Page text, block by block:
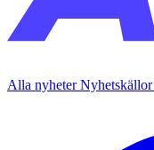
Alla nyheterNyhetskällor